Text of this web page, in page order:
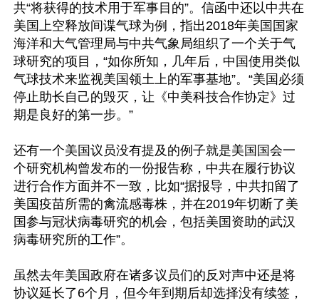
共“将获得的技术用于军事目的”。信函中还以中共在
美国上空释放间谍气球为例，指出2018年美国国家
海洋和大气管理局与中共气象局组织了一个关于气
球研究的项目，“如你所知，几年后，中国使用类似
气球技术来监视美国领土上的军事基地”。“美国必须
停止助长自己的毁灭，让《中美科技合作协定》过
期是良好的第一步。”
还有一个美国议员没有提及的例子就是美国国会一
个研究机构曾发布的一份报告称，中共在履行协议
进行合作方面并不一致，比如“据报导，中共扣留了
美国疫苗所需的禽流感毒株，并在2019年切断了美
国参与冠状病毒研究的机会，包括美国资助的武汉
病毒研究所的工作”。
虽然去年美国政府在诸多议员们的反对声中还是将
协议延长了6个月，但今年到期后却选择没有续签，